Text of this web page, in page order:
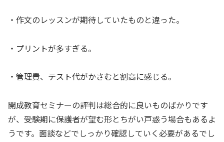
・作文のレッスンが期待していたものと違った。
・プリントが多すぎる。
・管理費、テスト代がかさむと割高に感じる。
開成教育セミナーの評判は総合的に良いものばかりです
が、受験期に保護者が望む形とちがい戸惑う場合もあるよ
うです。面談などでしっかり確認していく必要があるでし